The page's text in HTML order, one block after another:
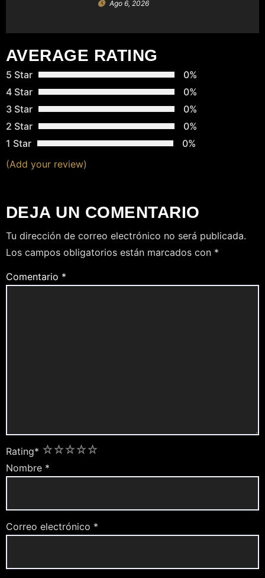
A
D
A
S
Ago 6, 2026
AVERAGE RATING
5 Star
0%
4 Star
0%
3 Star
0%
2 Star
0%
1 Star
0%
(Add your review)
DEJA UN COMENTARIO
Tu dirección de correo electrónico no será publicada.
Los campos obligatorios están marcados con *
Comentario *
Rating* 5
4
3
2
1
Nombre *
Correo electrónico *